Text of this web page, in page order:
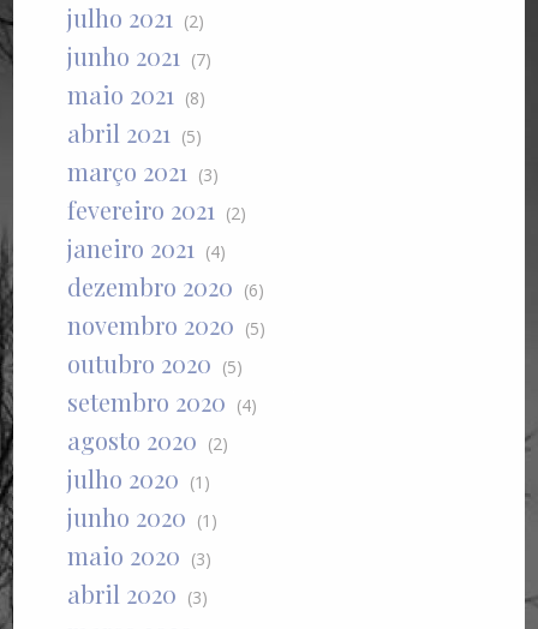
julho 2021 (2)
junho 2021 (7)
maio 2021 (8)
abril 2021 (5)
março 2021 (3)
fevereiro 2021 (2)
janeiro 2021 (4)
dezembro 2020 (6)
novembro 2020 (5)
outubro 2020 (5)
setembro 2020 (4)
agosto 2020 (2)
julho 2020 (1)
junho 2020 (1)
maio 2020 (3)
abril 2020 (3)